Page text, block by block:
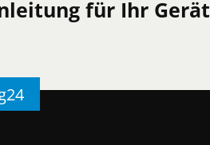
für Ihr Gerät